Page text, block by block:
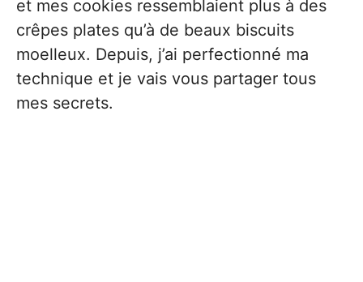
et mes cookies ressemblaient plus à des
crêpes plates qu’à de beaux biscuits
moelleux. Depuis, j’ai perfectionné ma
technique et je vais vous partager tous
mes secrets.